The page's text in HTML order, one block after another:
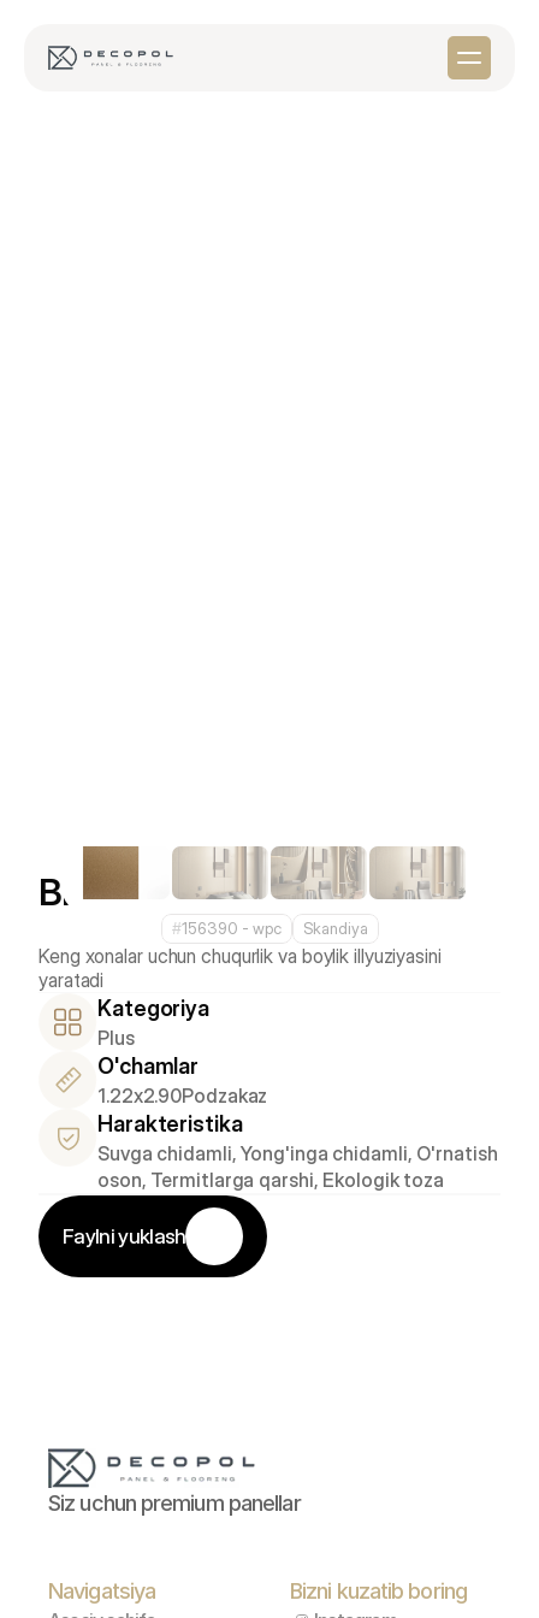
Bronze Wave
#156390 - wpс Skandiya
Keng xonalar uchun chuqurlik va boylik illyuziyasini
Kategoriya
Plus
O'chamlar
1.22x2.90Podzakaz
Harakteristika
Suvga chidamli, Yong'inga chidamli, O'rnatish
oson, Termitlarga qarshi, Ekologik toza
Faylni yuklash
Siz uchun premium panellar
Navigatsiya Bizni kuzatib boring